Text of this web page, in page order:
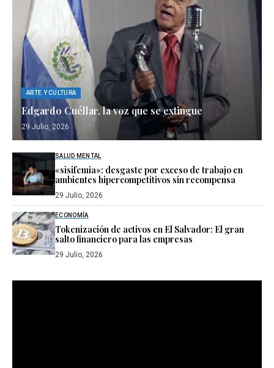
ARTE Y CULTURA
Edgardo Cuéllar, la voz que se extingue
29 Julio, 2026
SALUD MENTAL
«sisifemia»: desgaste por exceso de trabajo en
ambientes hipercompetitivos sin recompensa
29 Julio, 2026
ECONOMÍA
Tokenización de activos en El Salvador: El gran
salto financiero para las empresas
29 Julio, 2026